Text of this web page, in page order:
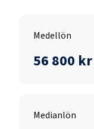
Medellön
56 800 kr
Medianlön